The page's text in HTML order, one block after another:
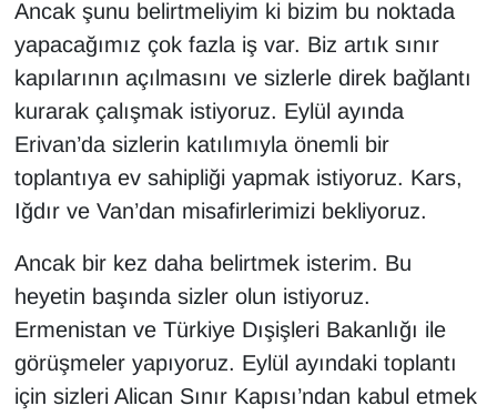
Ancak şunu belirtmeliyim ki bizim bu noktada
yapacağımız çok fazla iş var. Biz artık sınır
kapılarının açılmasını ve sizlerle direk bağlantı
kurarak çalışmak istiyoruz. Eylül ayında
Erivan’da sizlerin katılımıyla önemli bir
toplantıya ev sahipliği yapmak istiyoruz. Kars,
Iğdır ve Van’dan misafirlerimizi bekliyoruz.
Ancak bir kez daha belirtmek isterim. Bu
heyetin başında sizler olun istiyoruz.
Ermenistan ve Türkiye Dışişleri Bakanlığı ile
görüşmeler yapıyoruz. Eylül ayındaki toplantı
için sizleri Alican Sınır Kapısı’ndan kabul etmek